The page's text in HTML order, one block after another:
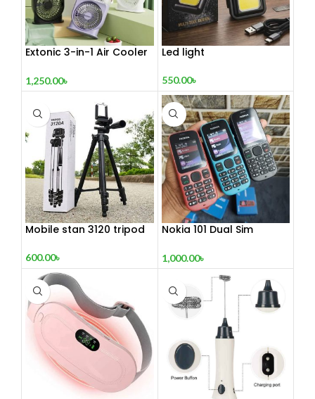
Extonic 3-in-1 Air Cooler
1,250.00৳
Led light
550.00৳
Mobile stan 3120 tripod
600.00৳
Nokia 101 Dual Sim
1,000.00৳